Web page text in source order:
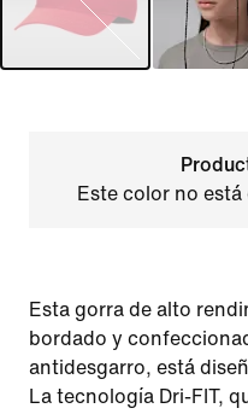
Este color no
Esta gorra de alto
bordado y
antidesgarro, está
La tecnología Dri-FIT,